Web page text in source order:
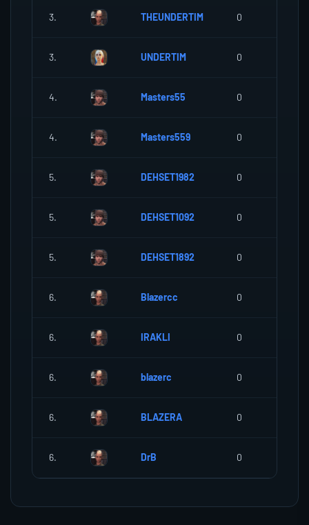
3. THEUNDERTIM 0
3. UNDERTIM 0
4. Masters55 0
4. Masters559 0
5. DEHSET1982 0
5. DEHSET1092 0
5. DEHSET1892 0
6. Blazercc 0
6. IRAKLI 0
6. blazerc 0
6. BLAZERA 0
6. DrB 0